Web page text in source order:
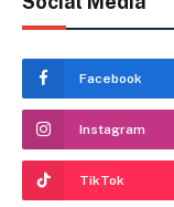
Facebook
Instagram
TikTok